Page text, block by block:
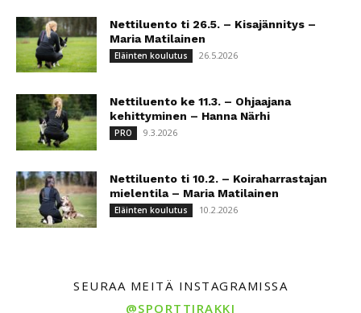
Nettiluento ti 26.5. – Kisajännitys –
Maria Matilainen
Eläinten koulutus 26.5.2026
Nettiluento ke 11.3. – Ohjaajana
kehittyminen – Hanna Närhi
PRO 9.3.2026
Nettiluento ti 10.2. – Koiraharrastajan
mielentila – Maria Matilainen
Eläinten koulutus 10.2.2026
SEURAA MEITÄ INSTAGRAMISSA
@SPORTTIRAKKI